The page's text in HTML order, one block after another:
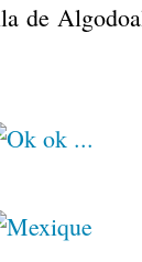
de